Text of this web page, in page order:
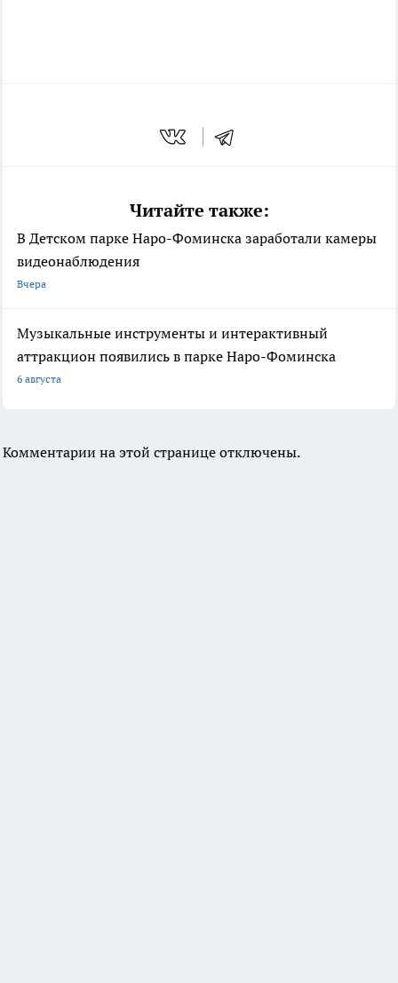
Читайте также:
В Детском парке Наро-Фоминска заработали камеры
видеонаблюдения
Вчера
Музыкальные инструменты и интерактивный
аттракцион появились в парке Наро-Фоминска
6 августа
Комментарии на этой странице отключены.